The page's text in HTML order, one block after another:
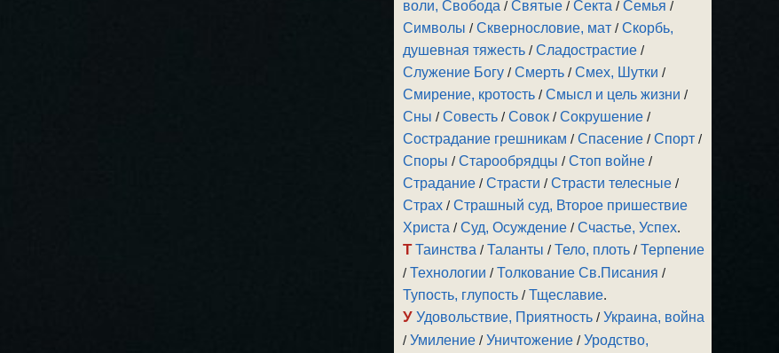
воли, Свобода /Святые /Секта /Семья /
Символы /Сквернословие, мат /Скорбь,
душевная тяжесть /Сладострастие /
Служение Богу /Смерть /Смех, Шутки /
Смирение, кротость /Смысл и цель жизни /
Сны /Совесть /Совок /Сокрушение /
Сострадание грешникам /Спасение /Спорт /
Споры /Старообрядцы /Стоп войне /
Страдание /Страсти /Страсти телесные /
Страх /Страшный суд, Второе пришествие
Христа /Суд, Осуждение /Счастье, Успех.
Т Таинства /Таланты /Тело, плоть /Терпение
/Технологии /Толкование Св.Писания /
Тупость, глупость /Тщеславие.
У Удовольствие, Приятность /Украина, война
/Умиление /Уничтожение /Уродство,